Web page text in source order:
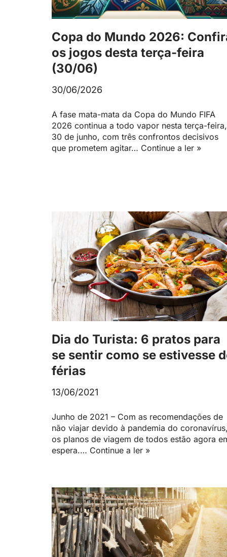
Copa do Mundo 2026:
os jogos desta terça-feira
(30/06)
30/06/2026
A fase mata-mata da Copa do Mundo FIFA
2026 continua a todo vapor nesta terça-feira,
30 de junho, com três confrontos decisivos
que prometem agitar… Continue a ler »
Dia do Turista: 6 pratos para
se sentir como se estivesse
férias
13/06/2021
Junho de 2021 – Com as recomendações de
não viajar devido à pandemia do
os planos de viagem de todos estão agora
espera.… Continue a ler »